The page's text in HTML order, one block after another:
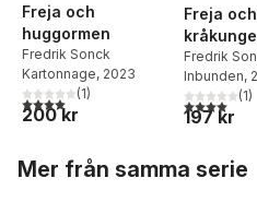
Freja och
huggormen
Fredrik Sonck
Kartonnage, 2023
4,0utav 5 stjärnor. Totalt antal röster:
(1)
200 kr
Freja och
Fredrik
Inbunden,
4,0utav 5(1)
197 kr
Mer från samma serie